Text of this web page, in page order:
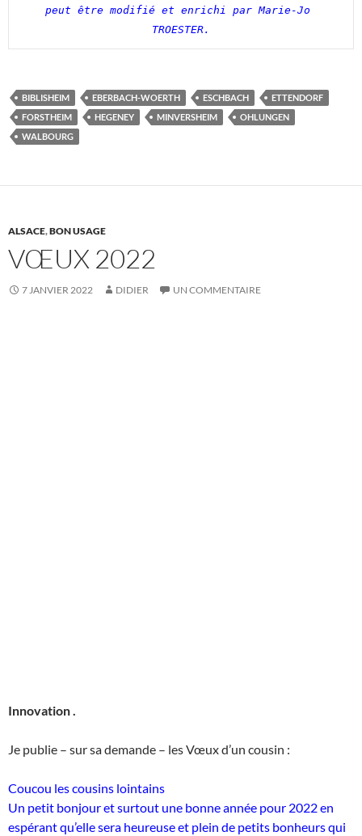
peut être modifié et enrichi par Marie-Jo
TROESTER.
BIBLISHEIM EBERBACH-WOERTH ESCHBACH
ETTENDORF
FORSTHEIM
HEGENEY MINVERSHEIM
OHLUNGEN
WALBOURG
ALSACE,BON USAGE
VŒUX 2022
7 JANVIER 2022 DIDIER UN COMMENTAIRE
Innovation .
Je publie – sur sa demande – les Vœux d’un cousin :
Coucou les cousins lointains
Un petit bonjour et surtout une bonne année pour 2022 en
espérant qu’elle sera heureuse et plein de petits bonheurs qui